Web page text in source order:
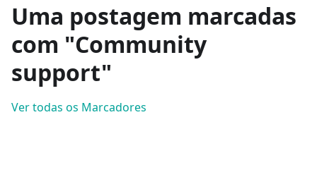
Uma postagem marcadas
com "Community
support"
Ver todas os Marcadores